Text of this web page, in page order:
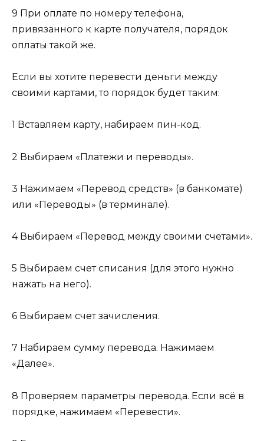
9 При оплате по номеру телефона,
привязанного к карте получателя, порядок
оплаты такой же.
Если вы хотите перевести деньги между
своими картами, то порядок будет таким:
1 Вставляем карту, набираем пин-код.
2 Выбираем «Платежи и переводы».
3 Нажимаем «Перевод средств» (в банкомате)
или «Переводы» (в терминале).
4 Выбираем «Перевод между своими счетами».
5 Выбираем счет списания (для этого нужно
нажать на него).
6 Выбираем счет зачисления.
7 Набираем сумму перевода. Нажимаем
«Далее».
8 Проверяем параметры перевода. Если всё в
порядке, нажимаем «Перевести».